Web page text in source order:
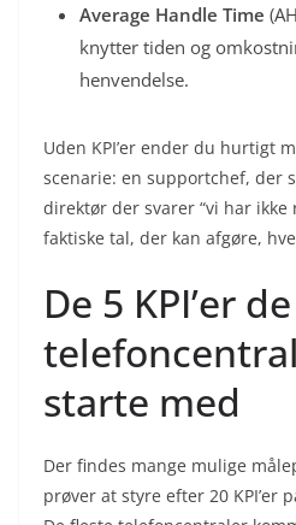
Average Handle Time
knytter tiden og
henvendelse.
Uden KPI’er ender du hurtigt
scenarie: en supportchef, der
direktør der svarer “vi har ikke
faktiske tal, der kan afgøre,
De 5 KPI’er
starte med
Der findes mange mulige
prøver at styre efter 20 KPI’er